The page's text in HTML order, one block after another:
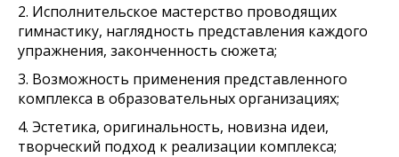
2. Исполнительское мастерство проводящих
гимнастику, наглядность представления каждого
упражнения, законченность сюжета;
3. Возможность применения представленного
комплекса в образовательных организациях;
4. Эстетика, оригинальность, новизна идеи,
творческий подход к реализации комплекса;